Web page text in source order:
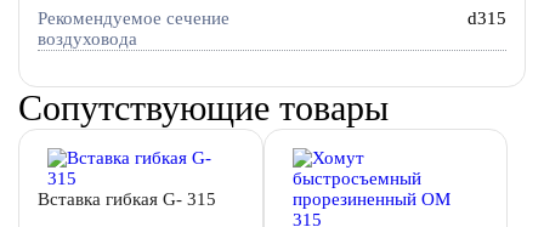
Рекомендуемое сечение
воздуховода
d315
Сопутствующие товары
Вставка гибкая G- 315